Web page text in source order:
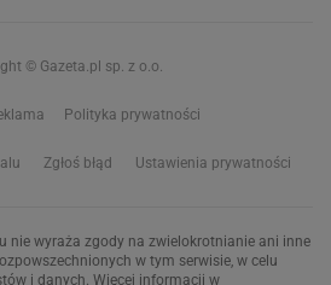
© Gazeta.pl sp. z o.o.
Polityka prywatności
Zgłoś błąd Ustawienia prywatności
nie wyraża zgody na zwielokrotnianie ani inne
w tym serwisie, w celu
i danych. Więcej informacji w